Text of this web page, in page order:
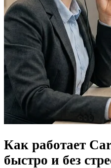
Как работает
быстро и без